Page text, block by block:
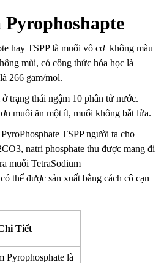
hay TSPP là muối vô cơ không màu
mùi, có công thức hóa học là
266 gam/mol.
trạng thái ngậm 10 phân tử nước.
muối ăn một ít, muối không bắt lửa.
TSPP người ta cho
natri phosphate thu được mang đi
muối TetraSodium
thể được sản xuất bằng cách cô cạn
Tiết
Pyrophosphate là